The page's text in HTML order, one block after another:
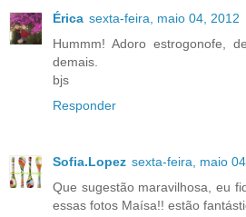
Érica sexta-feira, maio 04, 2012
Hummm! Adoro estrogonofe,
demais.
bjs
Responder
Sofia.Lopez sexta-feira, maio
Que sugestão maravilhosa, eu
essas fotos Maísa!! estão